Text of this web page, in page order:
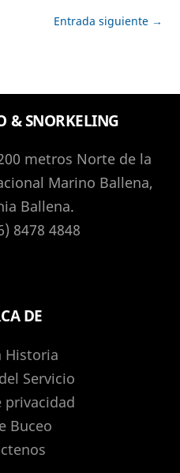
Entrada siguiente →
& SNORKELING
metros Norte de la
Marino Ballena,
Ballena.
8478 4848
DE
Historia
Servicio
privacidad
Buceo